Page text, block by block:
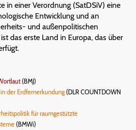
in einer Verordnung (SatDSiV) eine
Entwicklung und an
und außenpolitischen
das erste Land in Europa, das über
(BMJ)
der Erdfernerkundung(DLR COUNTDOWN
für raumgestützte
(BMWi)